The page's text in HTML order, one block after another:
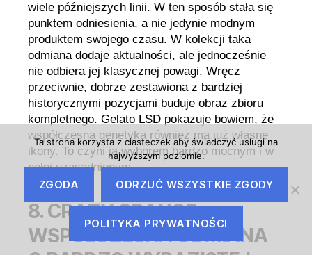
wiele późniejszych linii. W ten sposób stała się
punktem odniesienia, a nie jedynie modnym
produktem swojego czasu. W kolekcji taka
odmiana dodaje aktualności, ale jednocześnie
nie odbiera jej klasycznej powagi. Wręcz
przeciwnie, dobrze zestawiona z bardziej
historycznymi pozycjami buduje obraz zbioru
kompletnego. Gelato LSD pokazuje bowiem, że
współczesna genetyka również ma już własne
ikony. To czyni ją wyborem bardzo mocnym i w
pełni uzasadnionym.
8. CRAZY ORANGE –
WSPÓŁCZESNA ODMIANA
Ta strona korzysta z ciasteczek aby świadczyć usługi na
najwyższym poziomie.
ZGODA ODRZUĆ WSZYSTKIE ZGODY
POLITYKA PRYWATNOŚCI